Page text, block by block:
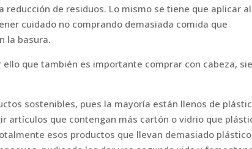
de residuos. Lo mismo se tiene que aplicar al
cuidado no comprando demasiada comida que
la basura.
que también es importante comprar con cabeza,
sostenibles, pues la mayoría están llenos de
artículos que contengan más cartón o vidrio que
esos productos que llevan demasiado